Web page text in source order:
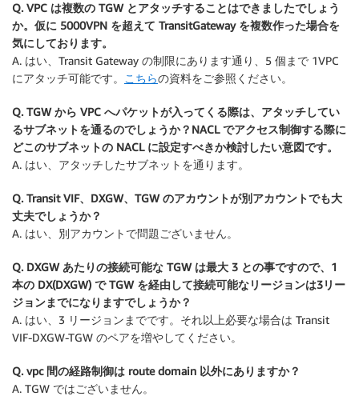
Q. VPC は複数の TGW とアタッチすることはできましたでしょう
か。仮に 5000VPN を超えて TransitGateway を複数作った場合を
気にしております。
A. はい、Transit Gateway の制限にあります通り、5 個まで 1VPC
にアタッチ可能です。
こちらの資料をご参照ください。
Q. TGW から VPC へパケットが入ってくる際は、アタッチしてい
るサブネットを通るのでしょうか？NACL でアクセス制御する際に
どこのサブネットの NACL に設定すべきか検討したい意図です。
A. はい、アタッチしたサブネットを通ります。
Q. Transit VIF、DXGW、TGW のアカウントが別アカウントでも大
丈夫でしょうか？
A. はい、別アカウントで問題ございません。
Q. DXGW あたりの接続可能な TGW は最大 3 との事ですので、1
本の DX(DXGW) で TGW を経由して接続可能なリージョンは3リー
ジョンまでになりますでしょうか？
A. はい、3 リージョンまでです。それ以上必要な場合は Transit
VIF-DXGW-TGW のペアを増やしてください。
Q. vpc 間の経路制御は route domain 以外にありますか？
A. TGW ではございません。